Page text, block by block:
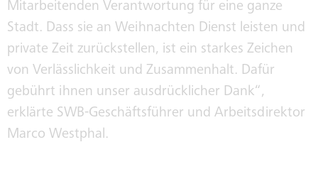
Mitarbeitenden Verantwortung für eine ganze
Stadt. Dass sie an Weihnachten Dienst leisten und
private Zeit zurückstellen, ist ein starkes Zeichen
von Verlässlichkeit und Zusammenhalt. Dafür
gebührt ihnen unser ausdrücklicher Dank“,
erklärte SWB-Geschäftsführer und Arbeitsdirektor
Marco Westphal.